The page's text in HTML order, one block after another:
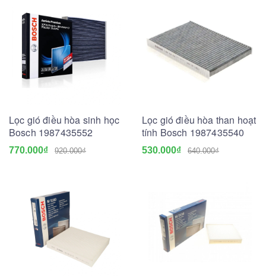
Lọc gió điều hòa sinh học
Bosch 1987435552
770.000₫ 920.000₫
Lọc gió điều hòa than hoạt
tính Bosch 1987435540
530.000₫ 640.000₫